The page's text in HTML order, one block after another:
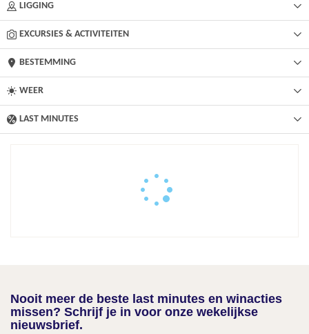
LIGGING
EXCURSIES & ACTIVITEITEN
BESTEMMING
WEER
LAST MINUTES
Nooit meer de beste last minutes en winacties
missen? Schrijf je in voor onze wekelijkse
nieuwsbrief.